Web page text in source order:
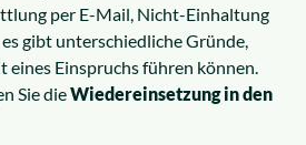
per E-Mail, Nicht-Einhaltung
gibt unterschiedliche Gründe,
eines Einspruchs führen können.
Sie dieWiedereinsetzung in den